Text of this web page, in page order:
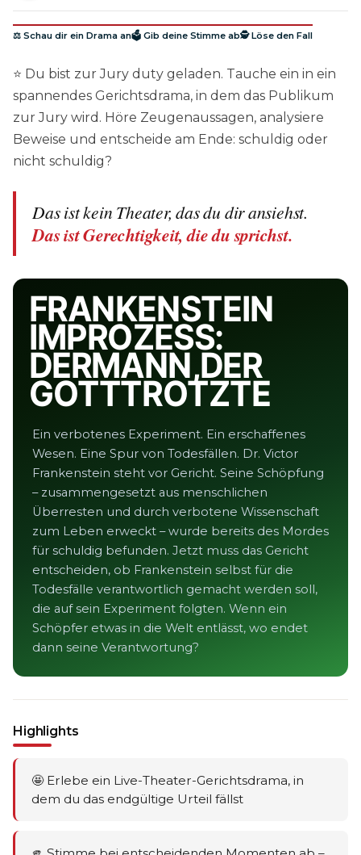
⚖️ Schau dir ein Drama an🗳️ Gib deine Stimme ab🕵️ Löse den Fall
⭐ Du bist zur Jury duty geladen. Tauche ein in ein
spannendes Gerichtsdrama, in dem das Publikum
zur Jury wird. Höre Zeugenaussagen, analysiere
Beweise und entscheide am Ende: schuldig oder
nicht schuldig?
Das ist kein Theater, das du dir ansiehst.
Das ist Gerechtigkeit, die du sprichst.
FRANKENSTEIN
IM PROZESS:
DER MANN, DER
GOTT TROTZTE
Ein verbotenes Experiment. Ein erschaffenes
Wesen. Eine Spur von Todesfällen. Dr. Victor
Frankenstein steht vor Gericht. Seine Schöpfung
– zusammengesetzt aus menschlichen
Überresten und durch verbotene Wissenschaft
zum Leben erweckt – wurde bereits des Mordes
für schuldig befunden. Jetzt muss das Gericht
entscheiden, ob Frankenstein selbst für die
Todesfälle verantwortlich gemacht werden soll,
die auf sein Experiment folgten. Wenn ein
Schöpfer etwas in die Welt entlässt, wo endet
dann seine Verantwortung?
Highlights
🤩 Erlebe ein Live-Theater-Gerichtsdrama, in
dem du das endgültige Urteil fällst